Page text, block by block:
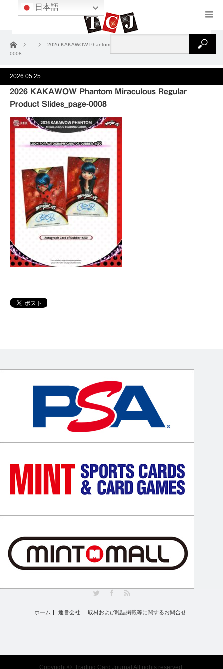
ホーム
2026 KAKAWOW Phantom Miraculous Regular Product Slides_page-
0008
2026.05.25
2026 KAKAWOW Phantom Miraculous Regular
Product Slides_page-0008
ホーム 運営会社 取材および雑誌掲載等に関するお問合せ
Copyright © Trading Card Journal All rights reserved.
日本語